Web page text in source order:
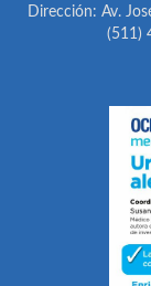
Dirección: Av.
(511)